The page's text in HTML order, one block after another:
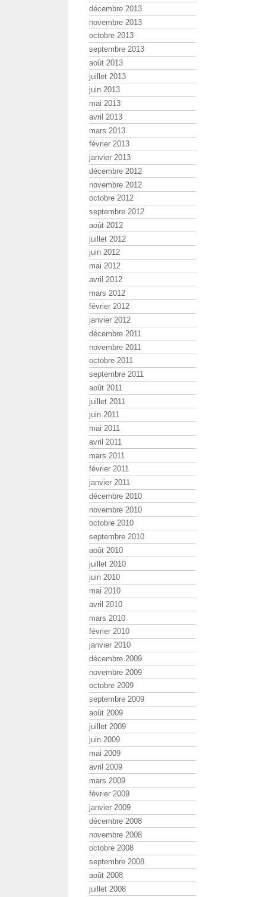
décembre 2013
novembre 2013
octobre 2013
septembre 2013
août 2013
juillet 2013
juin 2013
mai 2013
avril 2013
mars 2013
février 2013
janvier 2013
décembre 2012
novembre 2012
octobre 2012
septembre 2012
août 2012
juillet 2012
juin 2012
mai 2012
avril 2012
mars 2012
février 2012
janvier 2012
décembre 2011
novembre 2011
octobre 2011
septembre 2011
août 2011
juillet 2011
juin 2011
mai 2011
avril 2011
mars 2011
février 2011
janvier 2011
décembre 2010
novembre 2010
octobre 2010
septembre 2010
août 2010
juillet 2010
juin 2010
mai 2010
avril 2010
mars 2010
février 2010
janvier 2010
décembre 2009
novembre 2009
octobre 2009
septembre 2009
août 2009
juillet 2009
juin 2009
mai 2009
avril 2009
mars 2009
février 2009
janvier 2009
décembre 2008
novembre 2008
octobre 2008
septembre 2008
août 2008
juillet 2008